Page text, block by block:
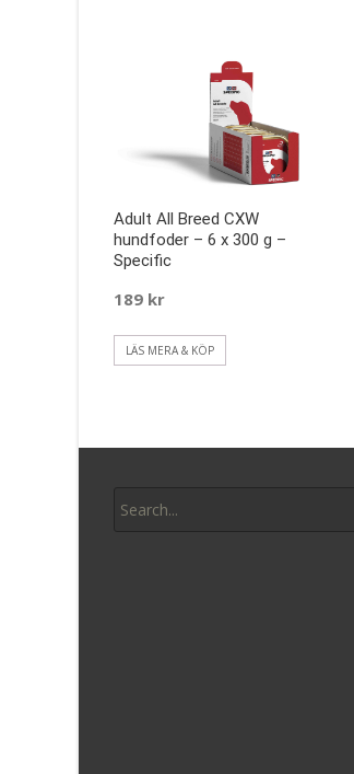
Adult All Breed CXW
hundfoder – 6 x 300 g –
Specific
189 kr
LÄS MERA & KÖP
for: